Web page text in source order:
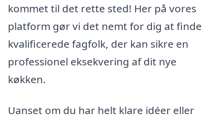
kommet til det rette sted! Her på vores
platform gør vi det nemt for dig at finde
kvalificerede fagfolk, der kan sikre en
professionel eksekvering af dit nye
køkken.
Uanset om du har helt klare idéer eller